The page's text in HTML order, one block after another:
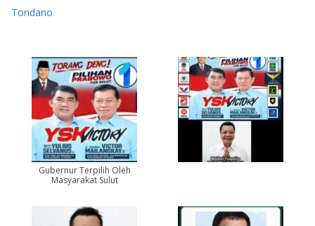
Tondano
Gubernur Terpilih Oleh
Masyarakat Sulut